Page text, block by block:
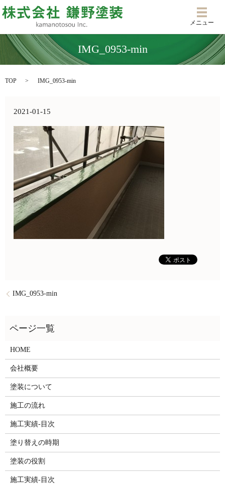
メニ
メニュー
IMG_0953-min
TOP IMG_0953-min
2021-01-15
IMG_0953-min
HOME
会社概要
塗装について
施工の流れ
施工実績-目次
塗り替えの時期
塗装の役割
施工実績-目次